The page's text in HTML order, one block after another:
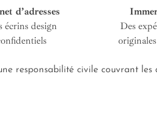
d’adresses
écrins design
Des
responsabilité civile couvrant les